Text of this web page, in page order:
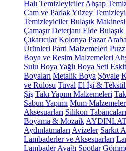
Halı Temizleyiciler Ahşap
Cam ve Parlak Yüzey
Temizleyiciler Bulaşık
Çamaşır Deterjanı Elde Bulaşık
Çıkarıcılar Kolonya Pazar
Ürünleri Parti Malzemeleri
Boya ve Resim Malzemeleri
Sulu Boya Yağlı Boya Seti
Boyaları Metalik Boya Şövale
ve Rulosu Tuval El İşi &
Şiş Takı Yapım Malzemeleri
Sabun Yapımı Mum
Aksesuarları Silikon Tabancaları
Boyama & Mozaik
Aydınlatmaları Avizeler Sarkıt
Lambaderler ve Aksesuarları
Lambader Ayağı Spotlar